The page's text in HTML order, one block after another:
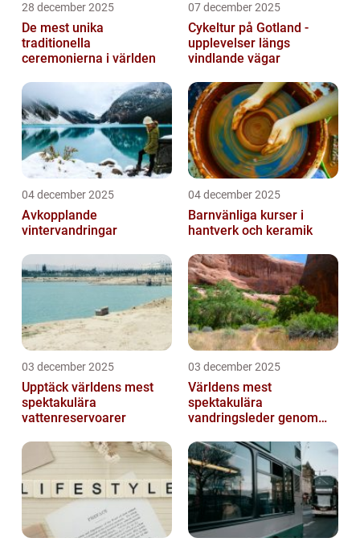
28 december 2025
De mest unika
traditionella
ceremonierna i världen
07 december 2025
Cykeltur på Gotland -
upplevelser längs
vindlande vägar
04 december 2025
Avkopplande
vintervandringar
04 december 2025
Barnvänliga kurser i
hantverk och keramik
03 december 2025
Upptäck världens mest
spektakulära
vattenreservoarer
03 december 2025
Världens mest
spektakulära
vandringsleder genom